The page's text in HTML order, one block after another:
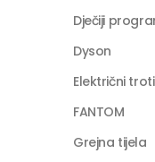
Dječiji
Dyson
Električni
FANTOM
Grejna tijela